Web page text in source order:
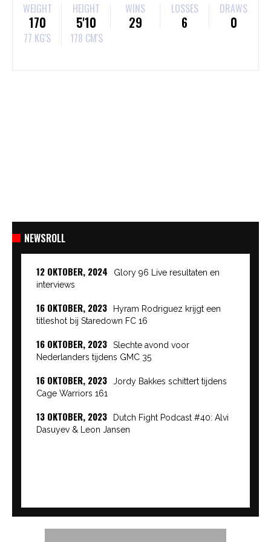
WEIGHT
170
77 KG'S
HEIGHT
5'10
178 CM'S
WINS
29
LOSSES
6
DRAWS
0
NEWSROLL
12 OKTOBER, 2024
Glory 96 Live resultaten en
interviews
16 OKTOBER, 2023
Hyram Rodriguez krijgt een
titleshot bij Staredown FC 16
16 OKTOBER, 2023
Slechte avond voor
Nederlanders tijdens GMC 35
16 OKTOBER, 2023
Jordy Bakkes schittert tijdens
Cage Warriors 161
13 OKTOBER, 2023
Dutch Fight Podcast #40: Alvi
Dasuyev & Leon Jansen